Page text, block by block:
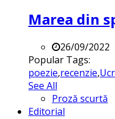
Marea din
26/09/2022
Popular Tags:
poezie,recenzie,
See All
Proză scurtă
Editorial